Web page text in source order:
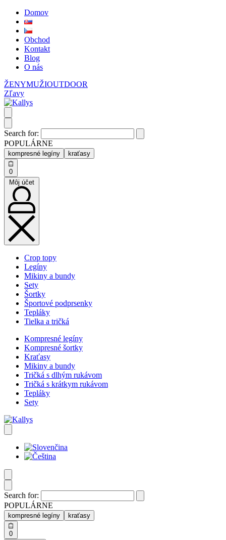
Domov
Obchod
Kontakt
Blog
O nás
ŽENYMUŽIOUTDOOR
Zľavy
Search for:
POPULÁRNE
kompresné legíny kraťasy
0
Môj účet
Crop topy
Legíny
Mikiny a bundy
Sety
Šortky
Športové podprsenky
Tepláky
Tielka a tričká
Kompresné legíny
Kompresné šortky
Kraťasy
Mikiny a bundy
Tričká s dlhým rukávom
Tričká s krátkym rukávom
Tepláky
Sety
Search for:
POPULÁRNE
kompresné legíny kraťasy
0